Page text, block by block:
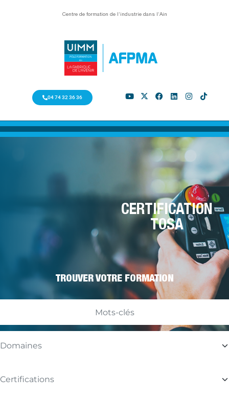
Centre de formation de l’industrie dans l’Ain
04 74 32 36 36
CERTIFICATION
TOSA
TROUVER VOTRE FORMATION